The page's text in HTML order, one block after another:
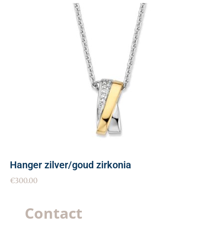
Hanger zilver/goud zirkonia
€300.00
Contact